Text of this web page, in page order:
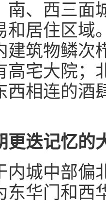
、西三面
和居住区域
建筑物鳞次
高宅大院；
西相连的酒
迭记忆的
内城中部偏
东华门和西